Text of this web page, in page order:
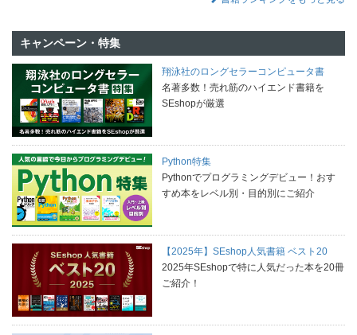
キャンペーン・特集
翔泳社のロングセラーコンピュータ書
名著多数！売れ筋のハイエンド書籍を
SEshopが厳選
Python特集
Pythonでプログラミングデビュー！おす
すめ本をレベル別・目的別にご紹介
【2025年】SEshop人気書籍 ベスト20
2025年SEshopで特に人気だった本を20冊
ご紹介！